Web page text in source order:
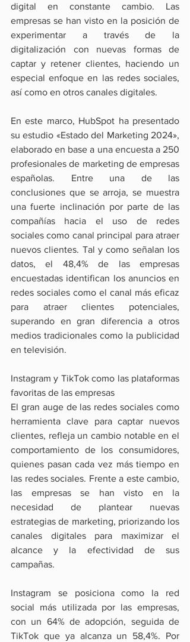
digital en constante cambio. Las
empresas se han visto en la posición de
experimentar a través de la
digitalización con nuevas formas de
captar y retener clientes, haciendo un
especial enfoque en las redes sociales,
así como en otros canales digitales.
En este marco, HubSpot ha presentado
su estudio «Estado del Marketing 2024»,
elaborado en base a una encuesta a 250
profesionales de marketing de empresas
españolas. Entre una de las
conclusiones que se arroja, se muestra
una fuerte inclinación por parte de las
compañías hacia el uso de redes
sociales como canal principal para atraer
nuevos clientes. Tal y como señalan los
datos, el 48,4% de las empresas
encuestadas identifican los anuncios en
redes sociales como el canal más eficaz
para atraer clientes potenciales,
superando en gran diferencia a otros
medios tradicionales como la publicidad
en televisión.
Instagram y TikTok como las plataformas
favoritas de las empresas
El gran auge de las redes sociales como
herramienta clave para captar nuevos
clientes, refleja un cambio notable en el
comportamiento de los consumidores,
quienes pasan cada vez más tiempo en
las redes sociales. Frente a este cambio,
las empresas se han visto en la
necesidad de plantear nuevas
estrategias de marketing, priorizando los
canales digitales para maximizar el
alcance y la efectividad de sus
campañas.
Instagram se posiciona como la red
social más utilizada por las empresas,
con un 64% de adopción, seguida de
TikTok que ya alcanza un 58,4%. Por